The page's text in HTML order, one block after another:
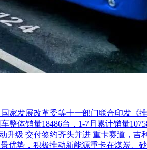
家发展改革委等十一部门联合印发《
体销量18486台，1-7月累计销量
级 交付签约齐头并进 重卡赛道，吉
优势，积极推动新能源重卡在煤炭、